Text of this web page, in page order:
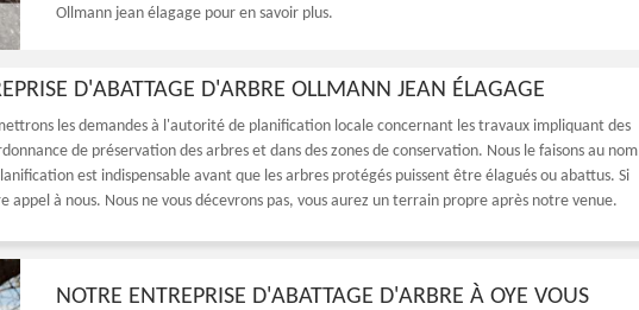
Ollmann jean élagage pour en savoir plus.
D'ABATTAGE D'ARBRE OLLMANN JEAN ÉLAGAGE
les demandes à l'autorité de planification locale concernant les travaux impliquant des
de préservation des arbres et dans des zones de conservation. Nous le faisons au nom
est indispensable avant que les arbres protégés puissent être élagués ou abattus. Si
appel à nous. Nous ne vous décevrons pas, vous aurez un terrain propre après notre venue.
NOTRE ENTREPRISE D'ABATTAGE D'ARBRE À OYE VOUS